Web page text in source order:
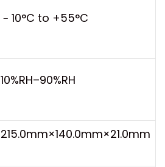
﹣10°C to +55°C
10%RH–90%RH
215.0mm×140.0mm×21.0mm